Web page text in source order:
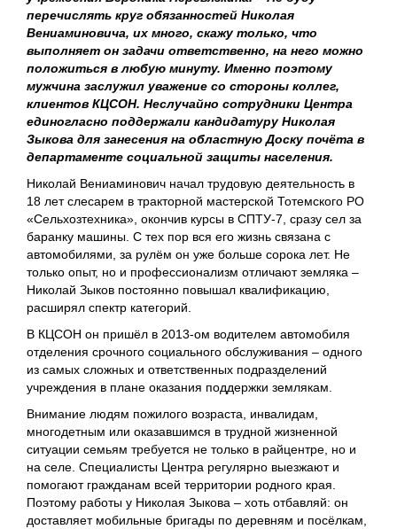
перечислять круг обязанностей Николая
Вениаминовича, их много, скажу только, что
выполняет он задачи ответственно, на него можно
положиться в любую минуту. Именно поэтому
мужчина заслужил уважение со стороны коллег,
клиентов КЦСОН. Неслучайно сотрудники Центра
единогласно поддержали кандидатуру Николая
Зыкова для занесения на областную Доску почёта в
департаменте социальной защиты населения.
Николай Вениаминович начал трудовую деятельность в
18 лет слесарем в тракторной мастерской Тотемского РО
«Сельхозтехника», окончив курсы в СПТУ-7, сразу сел за
баранку машины. С тех пор вся его жизнь связана с
автомобилями, за рулём он уже больше сорока лет. Не
только опыт, но и профессионализм отличают земляка –
Николай Зыков постоянно повышал квалификацию,
расширял спектр категорий.
В КЦСОН он пришёл в 2013-ом водителем автомобиля
отделения срочного социального обслуживания – одного
из самых сложных и ответственных подразделений
учреждения в плане оказания поддержки землякам.
Внимание людям пожилого возраста, инвалидам,
многодетным или оказавшимся в трудной жизненной
ситуации семьям требуется не только в райцентре, но и
на селе. Специалисты Центра регулярно выезжают и
помогают гражданам всей территории родного края.
Поэтому работы у Николая Зыкова – хоть отбавляй: он
доставляет мобильные бригады по деревням и посёлкам,